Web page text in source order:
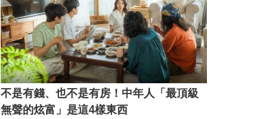
不是有錢、也不是有房！中年人「最頂級
無聲的炫富」是這4樣東西